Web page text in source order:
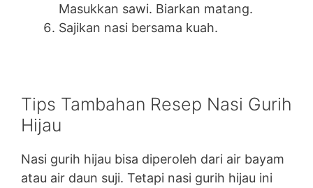
Masukkan sawi. Biarkan matang.
Sajikan nasi bersama kuah.
Tips Tambahan Resep Nasi Gurih
Hijau
Nasi gurih hijau bisa diperoleh dari air bayam
atau air daun suji. Tetapi nasi gurih hijau ini